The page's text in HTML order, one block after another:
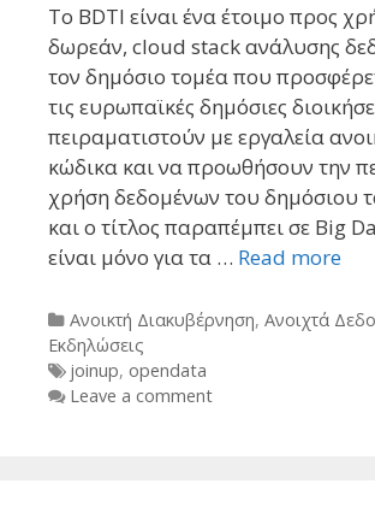
Το BDTI είναι ένα έτοιμο προς
δωρεάν, cloud stack ανάλυσης
τον δημόσιο τομέα που
τις ευρωπαϊκές δημόσιες
πειραματιστoύν με εργαλεία
κώδικα και να προωθήσουν την
χρήση δεδομένων του δημόσιου
και ο τίτλος παραπέμπει σε Big
είναι μόνο για τα … Read more
Categories
Ανοικτή Διακυβέρνηση, Ανοιχτά
Εκδηλώσεις
Tags
joinup, opendata
Leave a comment